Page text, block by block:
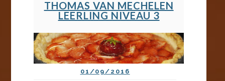
THOMAS VAN MECHELEN
LEERLING NIVEAU 3
01/09/2016